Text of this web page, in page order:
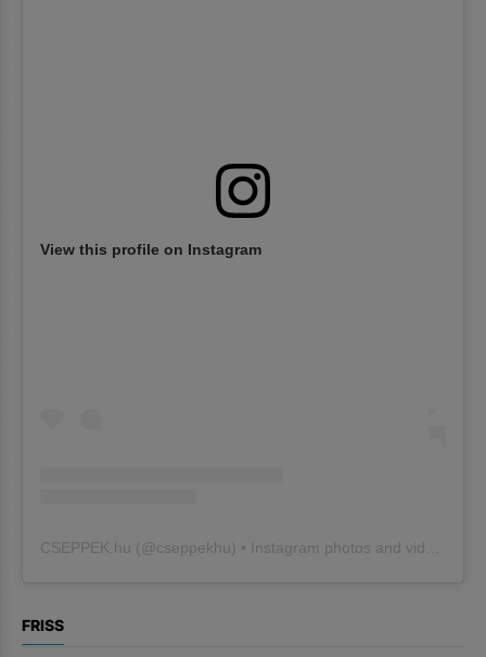
View this profile on Instagram
CSEPPEK.hu (@cseppekhu ) • Instagram photos and videos
FRISS